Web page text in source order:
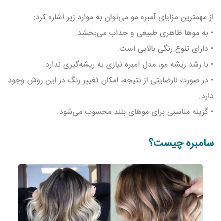
از مهمترین مزایای آمبره مو می‌توان به موارد زیر اشاره کرد:
• به موها ظاهری طبیعی و جذاب می‌بخشد.
• دارای تنوع رنگی بالایی است.
• با رشد ریشه مو، مدل آمبره نیازی به ریشه‌گیری ندارد.
• در صورت نارضایتی از نتیجه، امکان تغییر رنگ در این روش وجود
دارد.
• گزینه مناسبی برای موهای بلند محسوب می‌شود.
سامبره چیست؟